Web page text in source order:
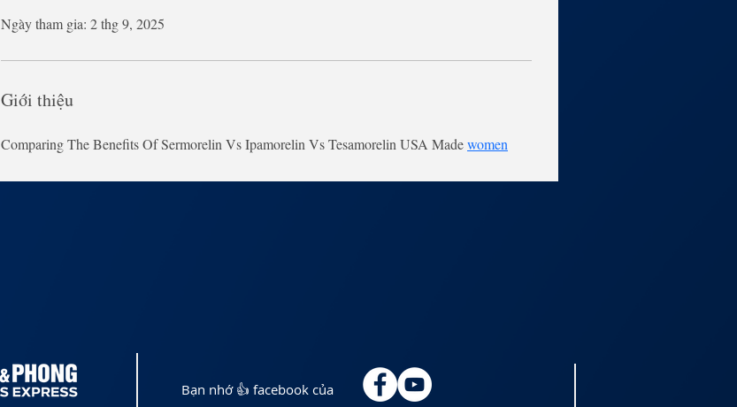
Ngày tham gia: 2 thg 9, 2025
Giới thiệu
Comparing The Benefits Of Sermorelin Vs Ipamorelin Vs Tesamorelin USA Made women
Bạn nhớ 👍 facebook của